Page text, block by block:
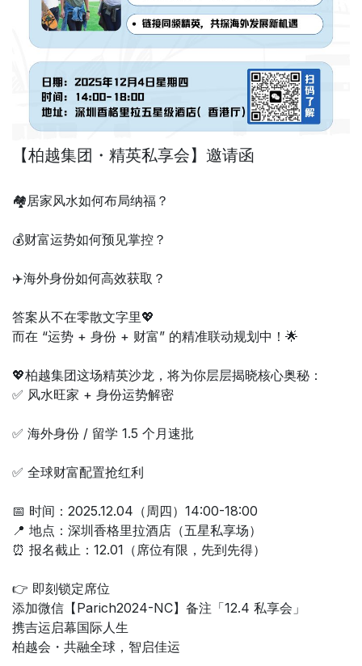
【柏越集团・精英私享会】邀请函
🏘️居家风水如何布局纳福？
💰财富运势如何预见掌控？
✈️海外身份如何高效获取？
答案从不在零散文字里💖
而在 “运势 + 身份 + 财富” 的精准联动规划中！🌟
💖柏越集团这场精英沙龙，将为你层层揭晓核心奥秘：
✅ 风水旺家 + 身份运势解密
✅ 海外身份 / 留学 1.5 个月速批
✅ 全球财富配置抢红利
📅 时间：2025.12.04（周四）14:00-18:00
📍 地点：深圳香格里拉酒店（五星私享场）
⏰ 报名截止：12.01（席位有限，先到先得）
👉 即刻锁定席位
添加微信【Parich2024-NC】备注「12.4 私享会」
携吉运启幕国际人生
柏越会・共融全球，智启佳运